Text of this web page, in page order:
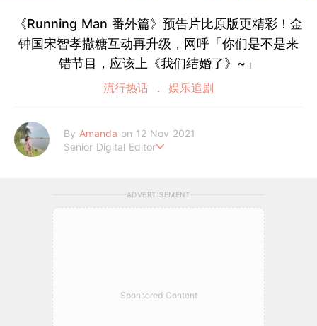
《Running Man 番外篇》预告片比原版更精彩！金
钟国宋智孝撒糖互动再升级，网呼「你们是不是来
错节目，应该上《我们结婚了》~」
流行热话 娱乐追剧
By Amanda on 12 Nov 2021
Senior Digital Editor
皆收获热烈反响。她通过 GirlStyle MY ，让读者们不管何时何地
都能掌握最新的资讯，让女性成为更好更潮的自己！
ADVERTISEMENT
Sponsored Content